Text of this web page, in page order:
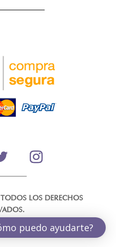
LOS DERECHOS
POR@gustorrhez
puedo ayudarte?